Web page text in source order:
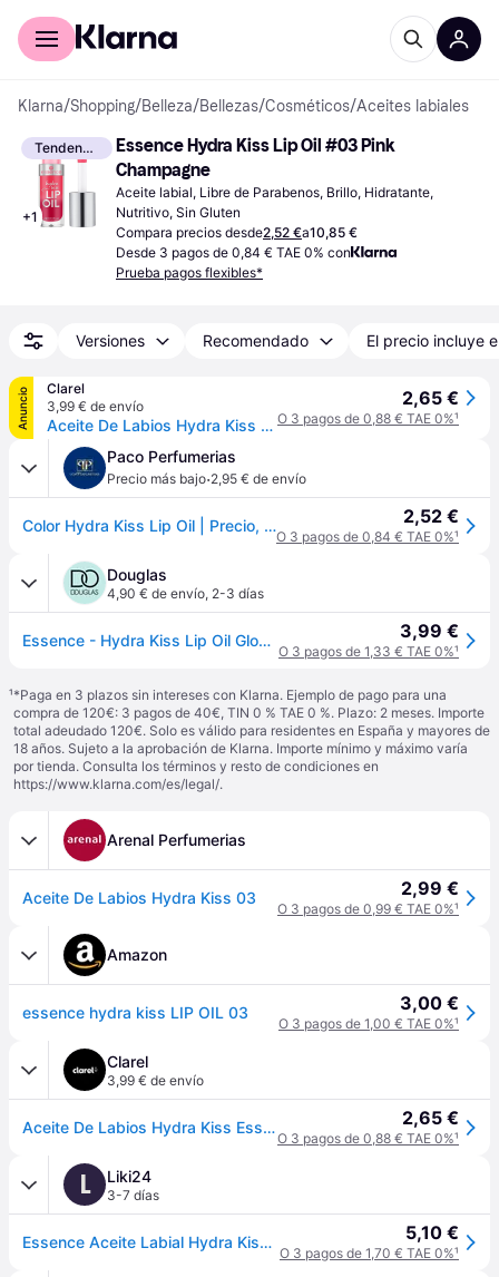
Comprar con Klarna
Klarna/Shopping/Belleza/Bellezas/Cosméticos/Aceites labiales
Tendencia
+1
Essence Hydra Kiss Lip Oil #03 Pink
Champagne
Aceite labial, Libre de Parabenos, Brillo, Hidratante,
Nutritivo, Sin Gluten
Compara precios desde2,52 €a10,85 €
Desde 3 pagos de 0,84 € TAE 0% con
Prueba pagos flexibles*
Versiones Recomendado El precio incluye
Anuncio
Clarel
3,99 € de envío
Aceite De Labios Hydra Kiss Essence
2,65 €
O 3 pagos de 0,88 € TAE 0%¹
Paco Perfumerias
Precio más bajo·2,95 € de envío
Color Hydra Kiss Lip Oil | Precio, Comprar - 03 Pink Champagne 4 ml 2,52 €
O 3 pagos de 0,84 € TAE 0%¹
Douglas
4,90 € de envío, 2-3 días
Essence - Hydra Kiss Lip Oil Gloss 4 ml 03 - Pink Champagne 3,99 €
O 3 pagos de 1,33 € TAE 0%¹
¹*Paga en 3 plazos sin intereses con Klarna. Ejemplo de pago para una
compra de 120€: 3 pagos de 40€, TIN 0 % TAE 0 %. Plazo: 2 meses. Importe
total adeudado 120€. Solo es válido para residentes en España y mayores de
18 años. Sujeto a la aprobación de Klarna. Importe mínimo y máximo varía
por tienda. Consulta los términos y resto de condiciones en
https://www.klarna.com/es/legal/.
Arenal Perfumerias
Aceite De Labios Hydra Kiss 03 2,99 €
O 3 pagos de 0,99 € TAE 0%¹
Amazon
essence hydra kiss LIP OIL 03 3,00 €
O 3 pagos de 1,00 € TAE 0%¹
Clarel
3,99 € de envío
Aceite De Labios Hydra Kiss Essence 2,65 €
O 3 pagos de 0,88 € TAE 0%¹
L Liki24
3-7 días
Essence Aceite Labial Hydra Kiss 03 Champán Rosa, 4 ml 5,10 €
O 3 pagos de 1,70 € TAE 0%¹